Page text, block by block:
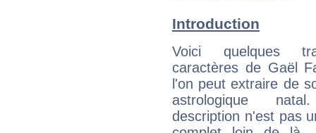
Introduction
Voici quelques
caractères de Gaël
l'on peut extraire de
astrologique
description n'est pas